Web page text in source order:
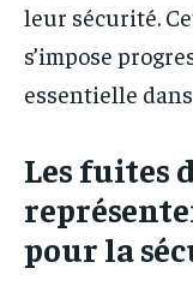
leur sécurité.
s’impose
essentielle
Les fuites
pour la